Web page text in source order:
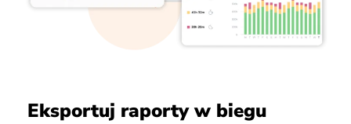
Eksportuj raporty w biegu